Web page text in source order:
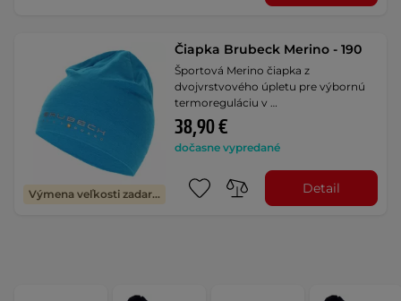
Výmena veľkosti zadarmo
Čiapka Brubeck Merino - 190
Športová Merino čiapka z
dvojvrstvového úpletu pre výbornú
termoreguláciu v …
38,90 €
dočasne vypredané
Detail